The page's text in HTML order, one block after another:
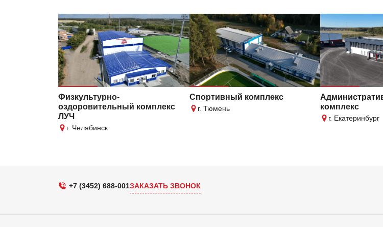
Физкультурно-
оздоровительный комплекс
ЛУЧ
г. Челябинск
Спортивный комплекс
г. Тюмень
комплекс
г. Екатеринбург
+7 (3452) 688-001ЗАКАЗАТЬ ЗВОНОК